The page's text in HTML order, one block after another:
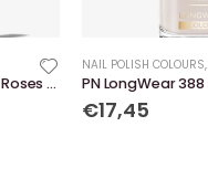
PN LongWear 389 Bums N' Roses 10 ml
NAIL POLISH COLOURS,
€17,45